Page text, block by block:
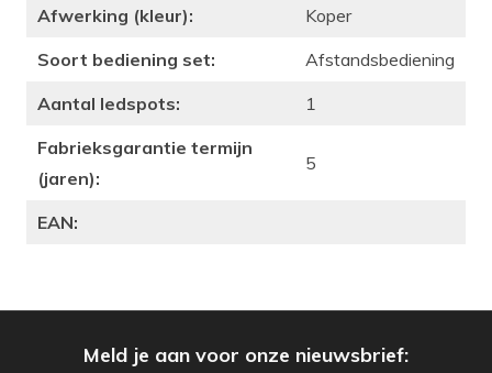
Afwerking (kleur):
Koper
Soort bediening set:
Afstandsbediening
Aantal ledspots:
1
Fabrieksgarantie termijn
(jaren):
5
EAN:
Meld je aan voor onze nieuwsbrief: